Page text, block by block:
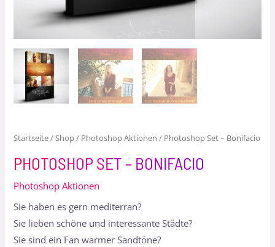
Startseite/ Shop/ Photoshop Aktionen / Photoshop Set – Bonifacio
PHOTOSHOP SET – BONIFACIO
Photoshop Aktionen
Sie haben es gern mediterran?
Sie lieben schöne und interessante Städte?
Sie sind ein Fan warmer Sandtöne?